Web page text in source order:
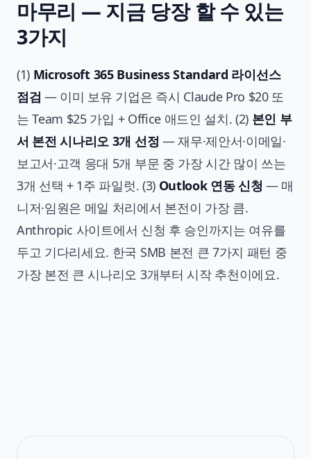
마무리 — 지금 당장 할 수 있는
3가지
(1) Microsoft 365 Business Standard 라이선스
점검 — 이미 보유 기업은 즉시 Claude Pro $20 또
는 Team $25 가입 + Office 애드인 설치. (2) 본인 부
서 본전 시나리오 3개 선정 — 재무·제안서·이메일·
보고서·고객 응대 5개 부문 중 가장 시간 많이 쓰는
3개 선택 + 1주 파일럿. (3) Outlook 연동 신청 — 매
니저·임원은 메일 처리에서 본전이 가장 큼.
Anthropic 사이트에서 신청 후 승인까지는 여유를
두고 기다리세요. 한국 SMB 본전 큰 7가지 패턴 중
가장 본전 큰 시나리오 3개부터 시작 추천이에요.